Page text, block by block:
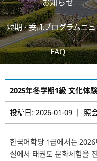
お知らせ
短期・委託プログラムニュ
FAQ
2025年冬学期1級 文化体
投稿日: 2026-01-09 | 照
한국어학당 1급에서는
실에서 태권도 문화체험을